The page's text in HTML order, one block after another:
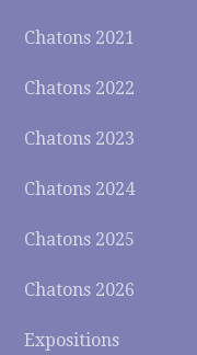
Chatons 2021
Chatons 2022
Chatons 2023
Chatons 2024
Chatons 2025
Chatons 2026
Expositions